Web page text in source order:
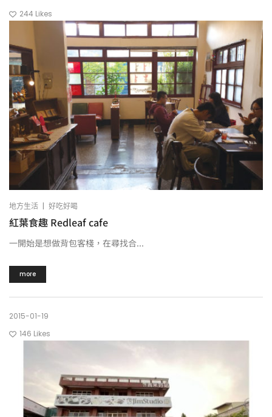
244 Likes
地方生活 | 好吃好喝
紅葉食趣 Redleaf cafe
一開始是想做背包客棧，在尋找合...
more
2015-01-19
146 Likes